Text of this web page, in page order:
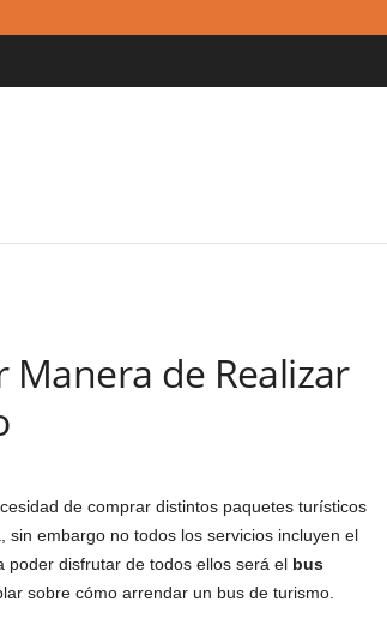
Manera de Realizar
de comprar distintos paquetes turísticos
embargo no todos los servicios incluyen el
disfrutar de todos ellos será el bus
sobre cómo arrendar un bus de turismo.